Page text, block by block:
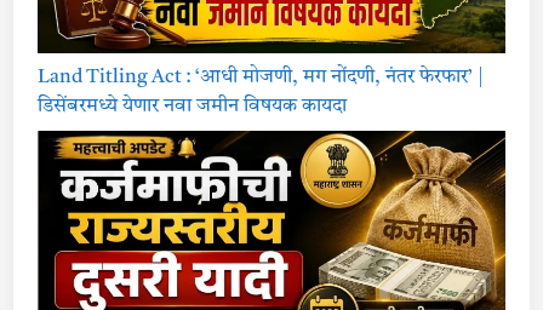
Land Titling Act : ‘आधी मोजणी, मग नोंदणी, नंतर फेरफार’ |
डिसेंबरमध्ये येणार नवा जमीन विषयक कायदा